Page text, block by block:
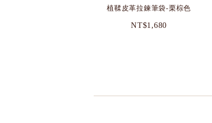
植鞣皮革拉鍊筆袋-栗棕色
NT$1,680